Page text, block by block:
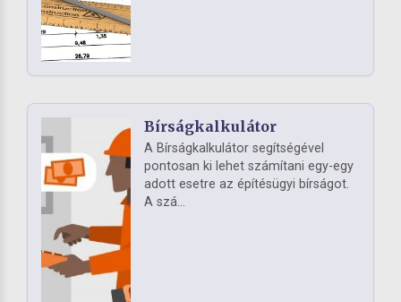
Bírságkalkulátor
A Bírságkalkulátor segítségével
pontosan ki lehet számítani egy-egy
adott esetre az építésügyi bírságot.
A szá...